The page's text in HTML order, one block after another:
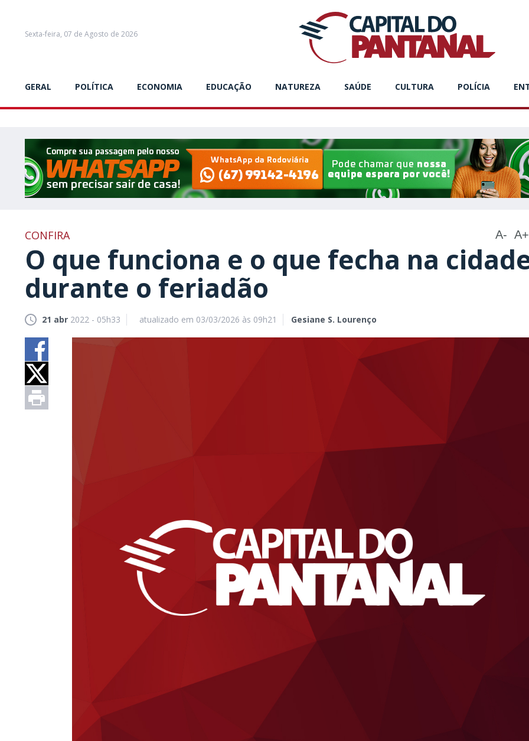
Sexta-feira, 07 de Agosto de 2026
GERAL POLÍTICA ECONOMIA EDUCAÇÃO NATUREZA SAÚDE CULTURA POLÍCIA
CONFIRA A- A+
O que funciona e o que fecha na
durante o feriadão
21 abr 2022 - 05h33 atualizado em 03/03/2026 às 09h21 Gesiane S. Lourenço